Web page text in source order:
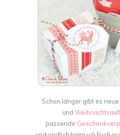
Schon länger gibt es neue
und
passende